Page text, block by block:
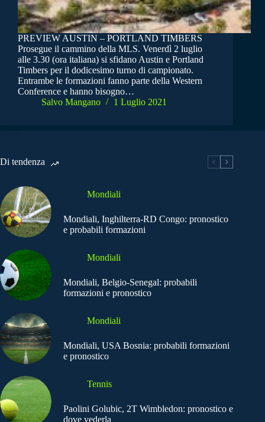
PREVIEW AUSTIN – PORTLAND TIMBERS
Prosegue il cammino della MLS. Venerdì 2 luglio
alle 3.30 (ora italiana) si sfidano Austin e Portland
Timbers per il dodicesimo turno di campionato.
Entrambe le formazioni fanno parte della Western
Conference e hanno bisogno…
Salvo Mangano
1 Luglio 2021
Di tendenza
Mondiali
Mondiali, Inghilterra-RD Congo: pronostico
e probabili formazioni
Mondiali
Mondiali, Belgio-Senegal: probabili
formazioni e pronostico
Mondiali
Mondiali, USA Bosnia: probabili formazioni
e pronostico
Tennis
Paolini Golubic, 2T Wimbledon: pronostico e
dove vederla